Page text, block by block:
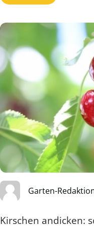
Garten-
Kirschen andicken: